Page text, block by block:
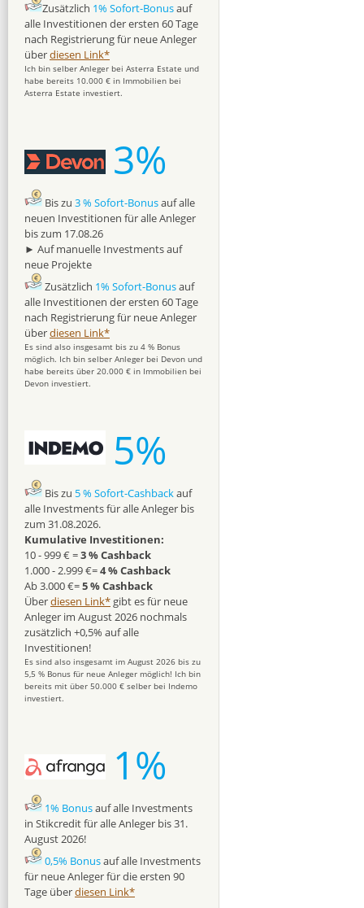
Zusätzlich 1% Sofort-Bonusauf
alle Investitionen der ersten 60 Tage
nach Registrierung für neue Anleger
überdiesen Link*
Ich bin selber Anleger bei Asterra Estate und
habe bereits 10.000 € in Immobilien bei
Asterra Estate investiert.
3%
Bis zu 3 % Sofort-Bonusauf alle
neuen Investitionen für alle Anleger
bis zum 17.08.26
► Auf manuelle Investments auf
neue Projekte
Zusätzlich 1% Sofort-Bonusauf
alle Investitionen der ersten 60 Tage
nach Registrierung für neue Anleger
überdiesen Link*
Es sind also insgesamt bis zu 4 % Bonus
möglich. Ich bin selber Anleger bei Devon und
habe bereits über 20.000 € in Immobilien bei
Devon investiert.
5%
Bis zu 5 % Sofort-Cashbackauf
alle Investments für alle Anleger bis
zum 31.08.2026.
Kumulative Investitionen:
10 - 999 € =3 % Cashback
1.000 - 2.999 €=4 % Cashback
Ab 3.000 €=5 % Cashback
Überdiesen Link* gibt es für neue
Anleger im August 2026 nochmals
zusätzlich +0,5% auf alle
Investitionen!
Es sind also insgesamt im August 2026 bis zu
5,5 % Bonus für neue Anleger möglich! Ich bin
bereits mit über 50.000 € selber bei Indemo
investiert.
1%
1% Bonusauf alle Investments
in Stikcredit für alle Anleger bis 31.
August 2026!
0,5% Bonusauf alle Investments
für neue Anleger für die ersten 90
Tage überdiesen Link*